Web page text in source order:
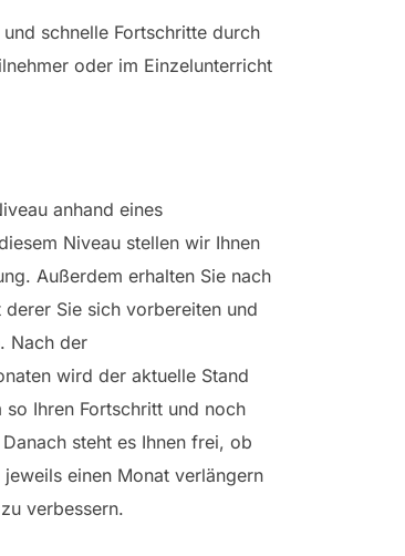
schnelle Fortschritte durch
oder im Einzelunterricht
anhand eines
Niveau stellen wir Ihnen
Außerdem erhalten Sie nach
Sie sich vorbereiten und
Nach der
wird der aktuelle Stand
Ihren Fortschritt und noch
steht es Ihnen frei, ob
einen Monat verlängern
verbessern.